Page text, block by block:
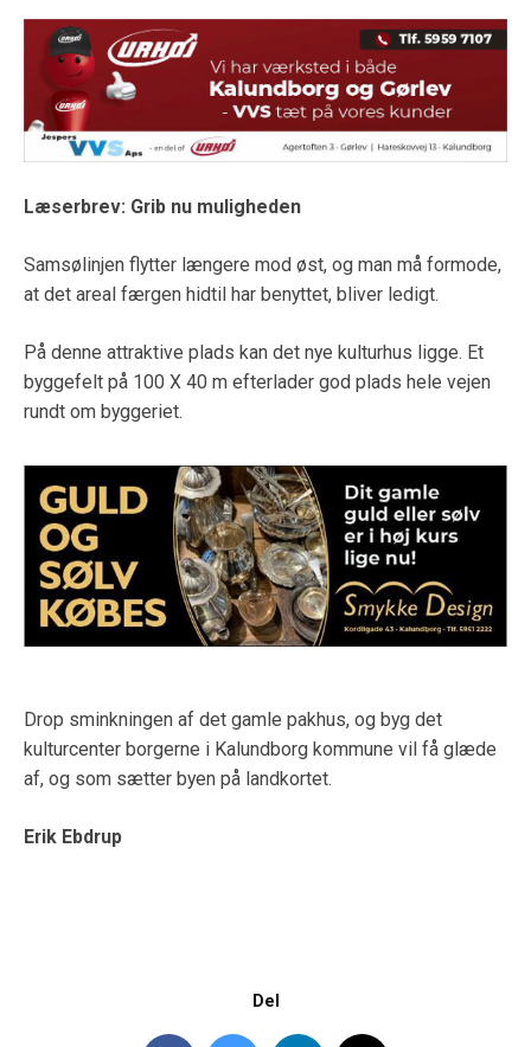
Læserbrev: Grib nu muligheden
Samsølinjen flytter længere mod øst, og man må formode,
at det areal færgen hidtil har benyttet, bliver ledigt.
På denne attraktive plads kan det nye kulturhus ligge. Et
byggefelt på 100 X 40 m efterlader god plads hele vejen
rundt om byggeriet.
Drop sminkningen af det gamle pakhus, og byg det
kulturcenter borgerne i Kalundborg kommune vil få glæde
af, og som sætter byen på landkortet.
Erik Ebdrup
Del